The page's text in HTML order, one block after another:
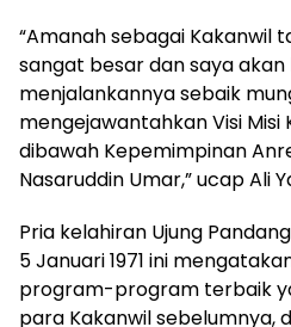
“Amanah sebagai Kakanwil
sangat besar dan saya
menjalankannya sebaik
mengejawantahkan Visi
dibawah Kepemimpinan
Nasaruddin Umar,” ucap Ali
Pria kelahiran Ujung
5 Januari 1971 ini
program-program terbaik
para Kakanwil sebelumnya,